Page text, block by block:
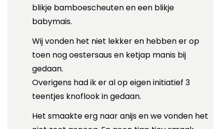
blikje bamboescheuten en een blikje
babymais.
Wij vonden het niet lekker en hebben er op
toen nog oestersaus en ketjap manis bij
gedaan.
Overigens had ik er al op eigen initiatief 3
teentjes knoflook in gedaan.
Het smaakte erg naar anijs en we vonden het